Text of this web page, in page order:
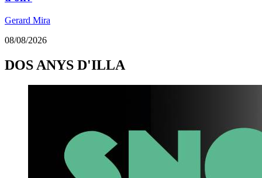
Gerard Mira
08/08/2026
DOS ANYS D'ILLA